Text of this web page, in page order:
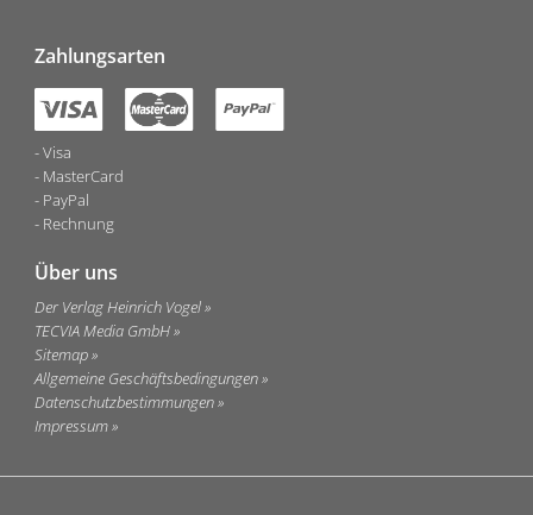
Zahlungsarten
Visa
MasterCard
PayPal
Rechnung
Über uns
Der Verlag Heinrich Vogel
TECVIA Media GmbH
Sitemap
Allgemeine Geschäftsbedingungen
Datenschutzbestimmungen
Impressum